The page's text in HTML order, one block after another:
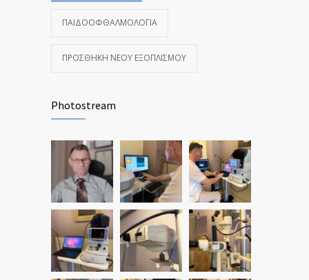
ΠΑΙΔΟΟΦΘΑΛΜΟΛΟΓΊΑ
ΠΡΟΣΘΉΚΗ ΝΈΟΥ ΕΞΟΠΛΙΣΜΟΎ
Photostream